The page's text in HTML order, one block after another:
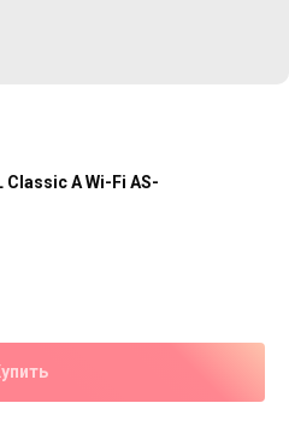
Classic A Wi-Fi AS-